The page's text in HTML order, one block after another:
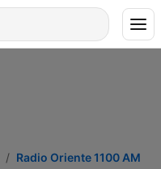
Radio Oriente 1100 AM